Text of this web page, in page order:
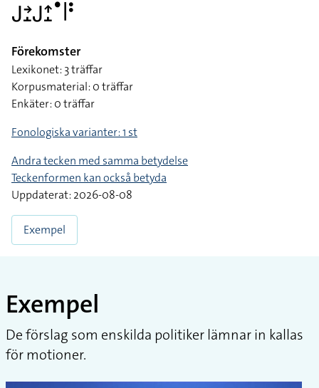
􌤢􌥔􌤸􌤢􌤴􌤸􌤟􌥼􌥻
Förekomster
Lexikonet: 3 träffar
Korpusmaterial: 0 träffar
Enkäter: 0 träffar
Fonologiska varianter: 1 st
Andra tecken med samma betydelse
Teckenformen kan också betyda
Uppdaterat: 2026-08-08
Exempel
Exempel
De förslag som enskilda politiker lämnar in kallas
för motioner.